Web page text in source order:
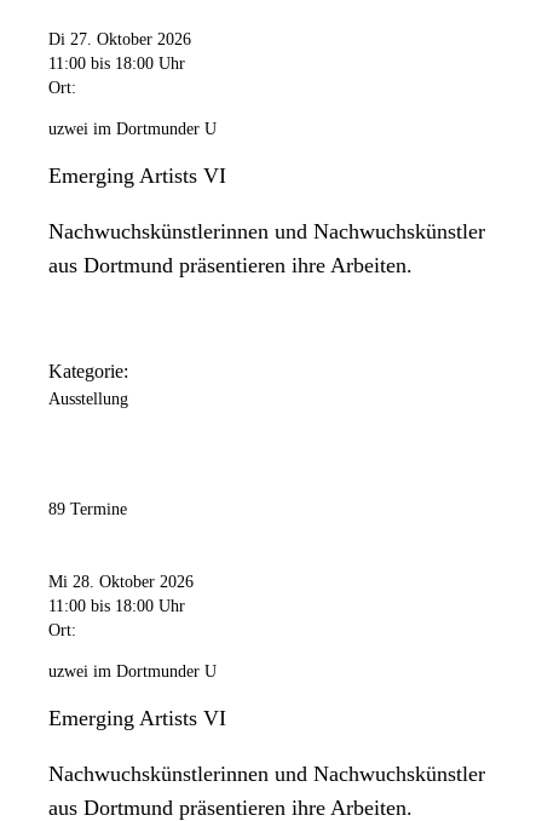
Di 27. Oktober 2026
11:00 bis 18:00 Uhr
Ort:
uzwei im Dortmunder U
Emerging Artists VI
Nachwuchskünstlerinnen und Nachwuchskünstler
aus Dortmund präsentieren ihre Arbeiten.
Kategorie:
Ausstellung
89 Termine
Mi 28. Oktober 2026
11:00 bis 18:00 Uhr
Ort:
uzwei im Dortmunder U
Emerging Artists VI
Nachwuchskünstlerinnen und Nachwuchskünstler
aus Dortmund präsentieren ihre Arbeiten.